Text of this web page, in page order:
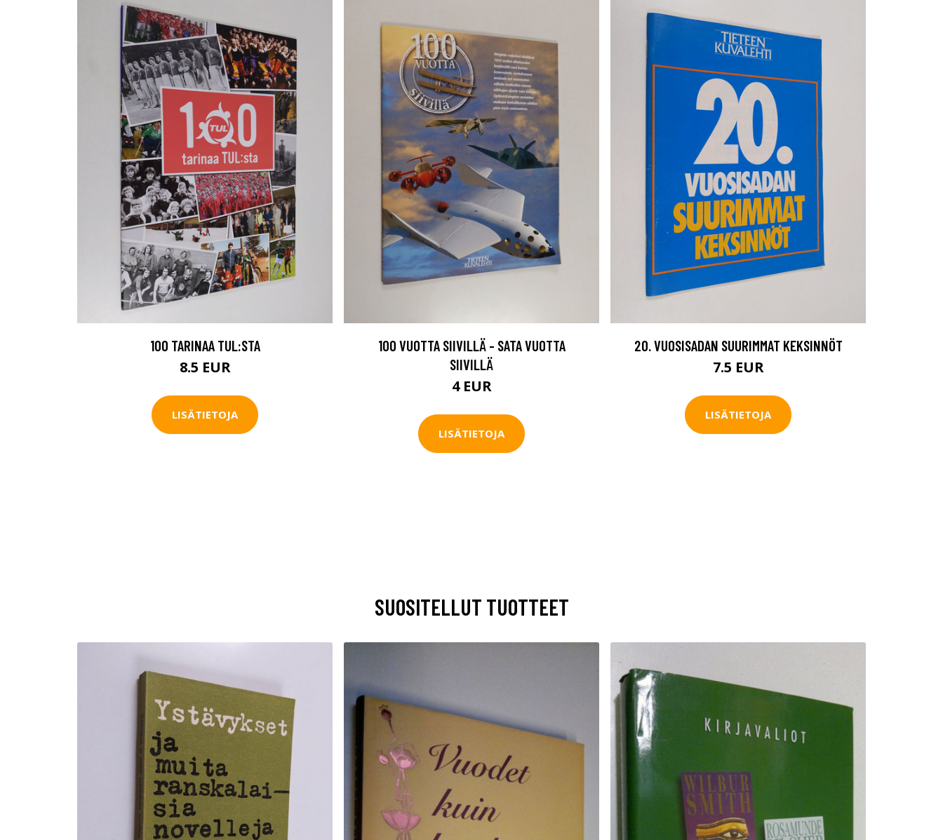
100 TARINAA TUL:STA
8.5 EUR
LISÄTIETOJA
100 VUOTTA SIIVILLÄ - SATA VUOTTA
SIIVILLÄ
4 EUR
LISÄTIETOJA
20. VUOSISADAN SUURIMMAT KEKSINNÖT
7.5 EUR
LISÄTIETOJA
SUOSITELLUT TUOTTEET